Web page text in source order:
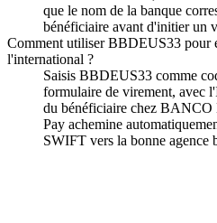
que le nom de la banque
bénéficiaire avant d'initier un
Comment utiliser BBDEUS33 pour
l'international ?
Saisis BBDEUS33 comme
formulaire de virement, avec
du bénéficiaire chez
Pay achemine
SWIFT vers la bonne agence